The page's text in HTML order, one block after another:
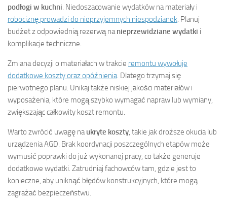
podłogi w kuchni. Niedoszacowanie wydatków na materiały i
robociznę prowadzi do nieprzyjemnych niespodzianek. Planuj
budżet z odpowiednią rezerwą nanieprzewidziane wydatki i
komplikacje techniczne.
Zmiana decyzji o materiałach w trakcie remontu wywołuje
dodatkowe koszty oraz opóźnienia. Dlatego trzymaj się
pierwotnego planu. Unikaj także niskiej jakości materiałów i
wyposażenia, które mogą szybko wymagać napraw lub wymiany,
zwiększając całkowity koszt remontu.
Warto zwrócić uwagę naukryte koszty, takie jak droższe okucia lub
urządzenia AGD. Brak koordynacji poszczególnych etapów może
wymusić poprawki do już wykonanej pracy, co także generuje
dodatkowe wydatki. Zatrudniaj fachowców tam, gdzie jest to
konieczne, aby uniknąć błędów konstrukcyjnych, które mogą
zagrażać bezpieczeństwu.